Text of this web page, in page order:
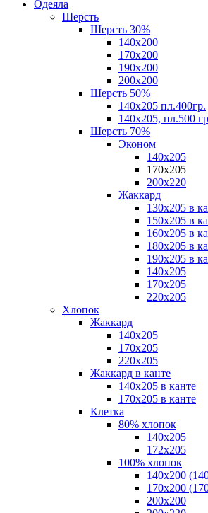
Одеяла
Шерсть
Шерсть 30%
140х200
170х200
190х200
200х200
Шерсть 50%
140х205 пл.400гр.
140х205, пл.500
Шерсть 70%
Эконом
140х205
170х205
200х220
Жаккард
130х205 в
150х205 в
160х205 в
180х205 в
190х205 в
140х205
170х205
220х205
Хлопок
Жаккард
140x205
170х205
220х205
Жаккард в канте
140х205 в канте
170х205 в канте
Клетка
80% хлопок
140x205
172х205
100% хлопок
140x200
170x200
200х200